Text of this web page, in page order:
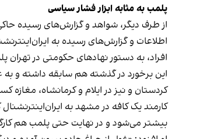
پلمب به مثابه ابزار فشار سیاسی
از طرف دیگر، شواهد و گزارش‌های رسیده
اطلاعات و گزارش‌های رسیده به
افراد، به دستور نهادهای حکومتی در تهران
کردستان و نیز در ایلام و کرمانشاه، مغازه
کارمند یک کافه در مشهد به
بیشتر می‌شود و در نهایت حتی پلمب هم